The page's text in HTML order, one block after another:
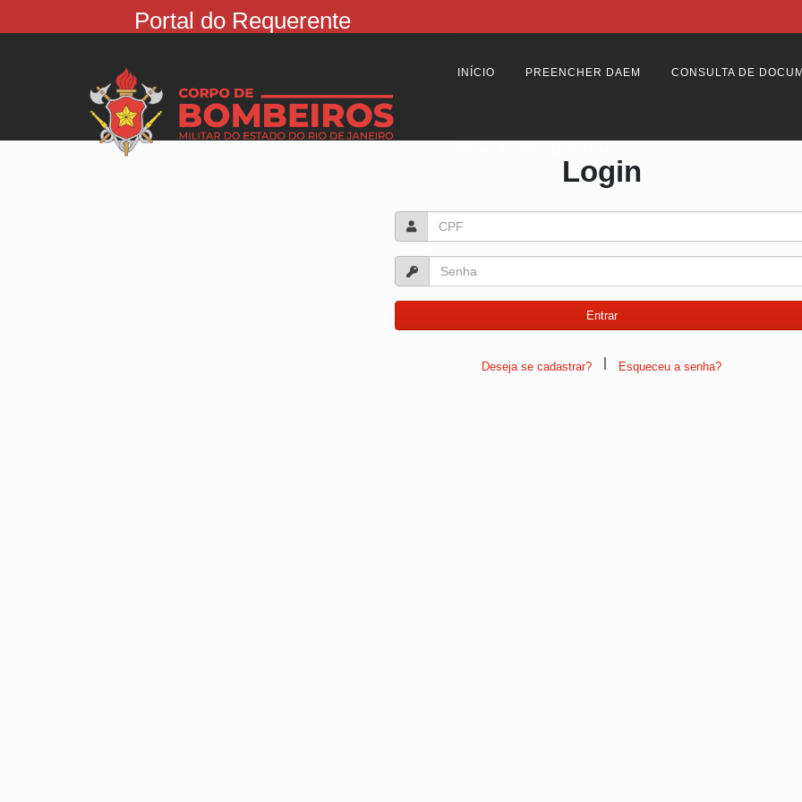
Portal do Requerente
INÍCIO PREENCHER DAEM CONSULTA DE
Login
Deseja se cadastrar? | Esqueceu a senha?